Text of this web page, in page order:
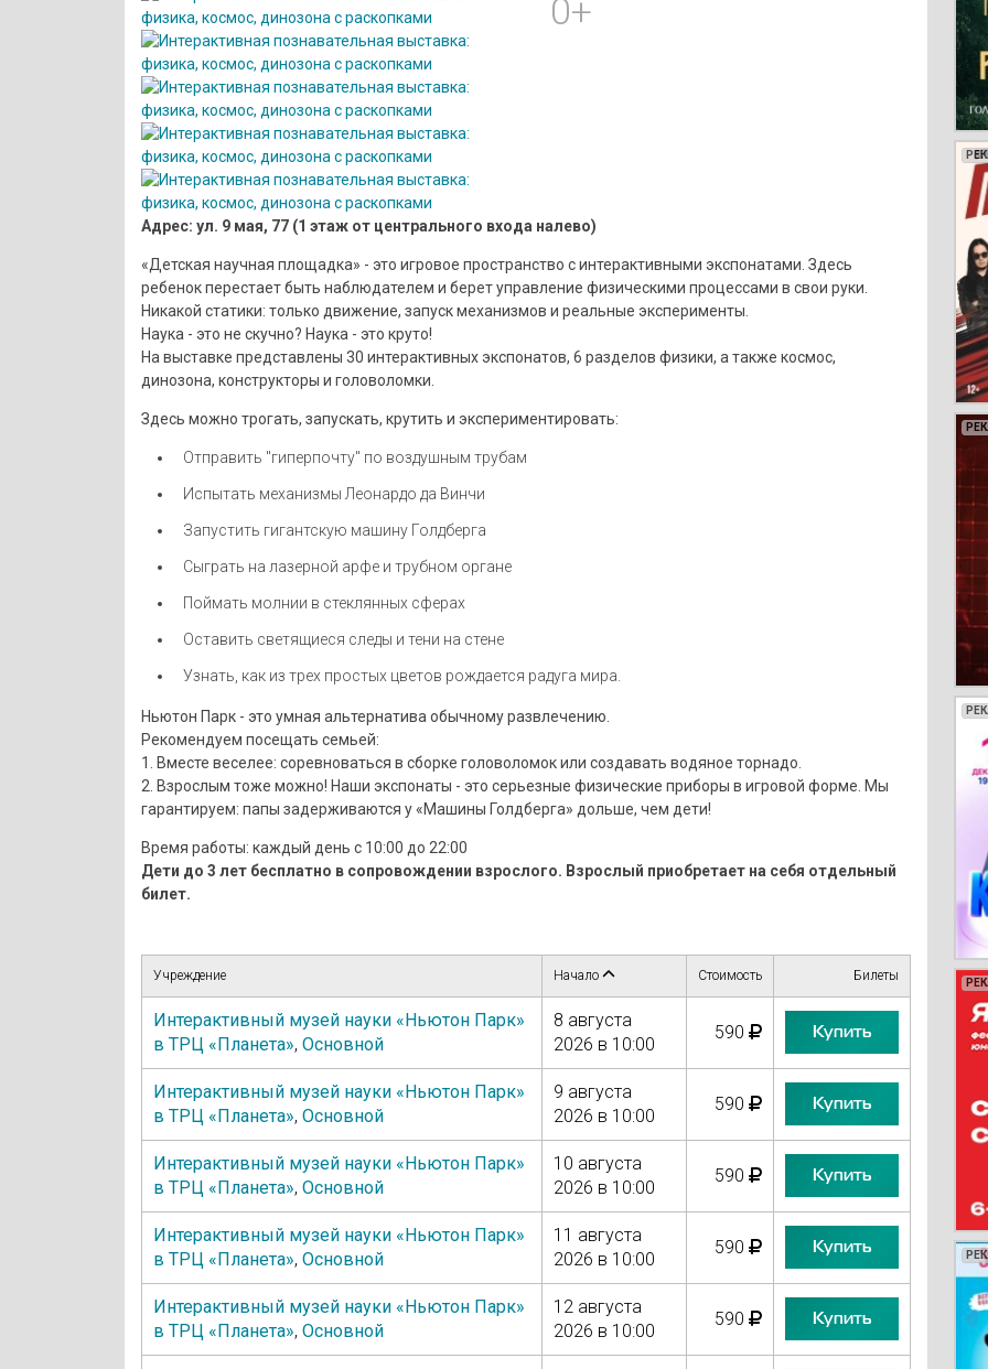
0+
Адрес: ул. 9 мая, 77 (1 этаж от центрального входа налево)
«Детская научная площадка» - это игровое пространство с интерактивными экспонатами. Здесь
ребенок перестает быть наблюдателем и берет управление физическими процессами в свои руки.
Никакой статики: только движение, запуск механизмов и реальные эксперименты.
Наука - это не скучно? Наука - это круто!
На выставке представлены 30 интерактивных экспонатов, 6 разделов физики, а также космос,
динозона, конструкторы и головоломки.
Здесь можно трогать, запускать, крутить и экспериментировать:
Отправить "гиперпочту" по воздушным трубам
Испытать механизмы Леонардо да Винчи
Запустить гигантскую машину Голдберга
Сыграть на лазерной арфе и трубном органе
Поймать молнии в стеклянных сферах
Оставить светящиеся следы и тени на стене
Узнать, как из трех простых цветов рождается радуга мира.
Ньютон Парк - это умная альтернатива обычному развлечению.
Рекомендуем посещать семьей:
1. Вместе веселее: соревноваться в сборке головоломок или создавать водяное торнадо.
2. Взрослым тоже можно! Наши экспонаты - это серьезные физические приборы в игровой форме. Мы
гарантируем: папы задерживаются у «Машины Голдберга» дольше, чем дети!
Время работы: каждый день с 10:00 до 22:00
Дети до 3 лет бесплатно в сопровождении взрослого. Взрослый приобретает на себя отдельный
билет.
Учреждение Начало Стоимость Билеты
Интерактивный музей науки «Ньютон Парк»
в ТРЦ «Планета», Основной
8 августа
2026 в 10:00
590 Купить
Интерактивный музей науки «Ньютон Парк»
в ТРЦ «Планета», Основной
9 августа
2026 в 10:00
590 Купить
Интерактивный музей науки «Ньютон Парк»
в ТРЦ «Планета», Основной
10 августа
2026 в 10:00
590 Купить
Интерактивный музей науки «Ньютон Парк»
в ТРЦ «Планета», Основной
11 августа
2026 в 10:00
590 Купить
Интерактивный музей науки «Ньютон Парк»
в ТРЦ «Планета», Основной
12 августа
2026 в 10:00
590 Купить